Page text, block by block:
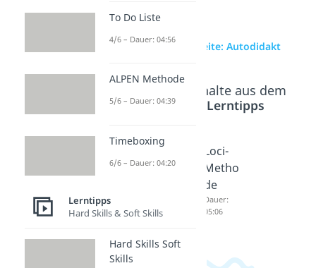
zur Videoseite: Autodidakt
Beliebte Inhalte aus dem
Bereich Lerntipps
Effektiv
es
06:07
Auswe
ndig
03:36
Loci-
Metho
de
Dauer:
05:06
To Do Liste
4/6 – Dauer: 04:56
ALPEN Methode
5/6 – Dauer: 04:39
Timeboxing
6/6 – Dauer: 04:20
Lerntipps
Hard Skills & Soft Skills
Hard Skills Soft
Skills